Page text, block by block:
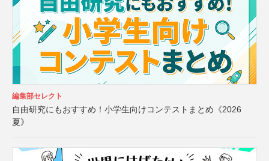
編集部セレクト
自由研究にもおすすめ！小学生向けコンテストまとめ《2026
夏》